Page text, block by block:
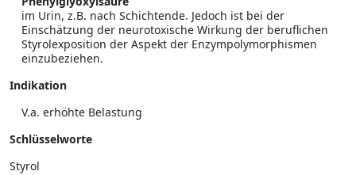
im Urin, z.B. nach Schichtende. Jedoch ist bei der
Einschätzung der neurotoxische Wirkung der beruflichen
Styrolexposition der Aspekt der Enzympolymorphismen
einzubeziehen.
Indikation
V.a. erhöhte Belastung
Schlüsselworte
Styrol